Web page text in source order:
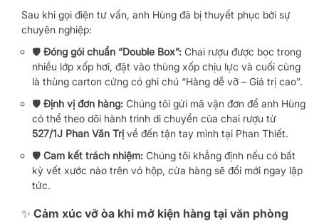
Sau khi gọi điện tư vấn, anh Hùng đã bị thuyết phục bởi sự
chuyên nghiệp:
🛡️ Đóng gói chuẩn “Double Box”: Chai rượu được bọc trong
nhiều lớp xốp hơi, đặt vào thùng xốp chịu lực và cuối cùng
là thùng carton cứng có ghi chú “Hàng dễ vỡ – Giá trị cao”.
🛡️ Định vị đơn hàng: Chúng tôi gửi mã vận đơn để anh Hùng
có thể theo dõi hành trình di chuyển của chai rượu từ
527/1J Phan Văn Trị về đến tận tay mình tại Phan Thiết.
🛡️ Cam kết trách nhiệm: Chúng tôi khẳng định nếu có bất
kỳ vết xước nào trên vỏ hộp, cửa hàng sẽ đổi mới ngay lập
tức.
✨ Cảm xúc vỡ òa khi mở kiện hàng tại văn phòng